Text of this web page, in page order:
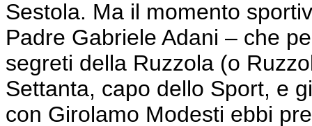
Sestola. Ma il momento
Padre Gabriele Adani – che
segreti della Ruzzola (o
Settanta, capo dello Sport, e
con Girolamo Modesti ebbi